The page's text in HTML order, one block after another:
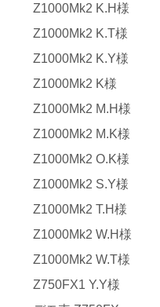
Z1000Mk2 K.H様
Z1000Mk2 K.T様
Z1000Mk2 K.Y様
Z1000Mk2 K様
Z1000Mk2 M.H様
Z1000Mk2 M.K様
Z1000Mk2 O.K様
Z1000Mk2 S.Y様
Z1000Mk2 T.H様
Z1000Mk2 W.H様
Z1000Mk2 W.T様
Z750FX1 Y.Y様